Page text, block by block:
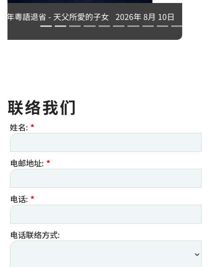
永生中有我吗？刘志坚神父主讲 2026年 8月 10日
联络我们
姓名: *
电邮地址: *
电话: *
电话联络方式: